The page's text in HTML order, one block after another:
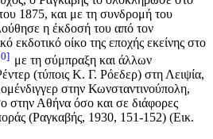
1875, και με τη συνδρομή του
η έκδοσή του από τον
εκδοτικό οίκο της εποχής εκείνης στo
με τη σύμπραξη και άλλων
(τύποις Κ. Γ. Ρόεδερ) στη Λειψία,
στην Κωνσταντινούπολη,
στην Αθήνα όσο και σε διάφορες
(Ραγκαβής, 1930, 151-152) (Εικ.